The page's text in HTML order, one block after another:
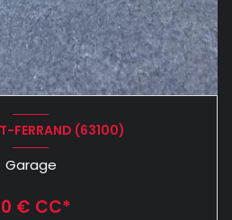
FERRAND (63100)
Garage
€ CC*